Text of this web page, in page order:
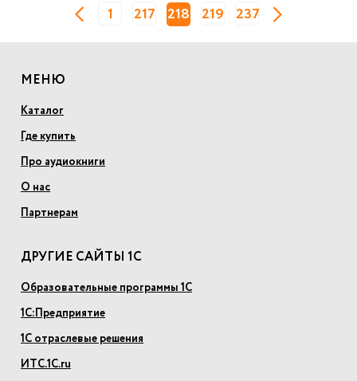
1 217 218 219 237
МЕНЮ
Каталог
Где купить
Про аудиокниги
О нас
Партнерам
ДРУГИЕ САЙТЫ 1С
Образовательные программы 1С
1С:Предприятие
1С отраслевые решения
ИТС.1С.ru